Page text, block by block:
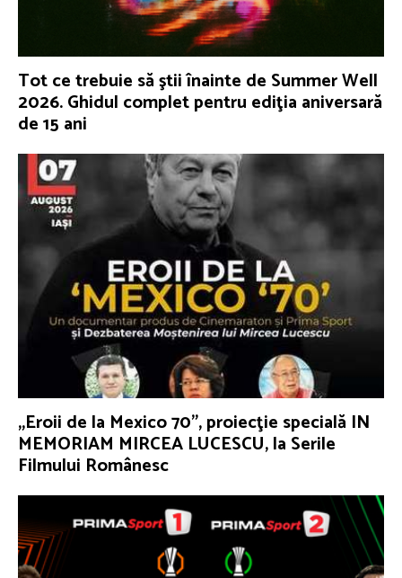
Tot ce trebuie să ştii înainte de Summer Well
2026. Ghidul complet pentru ediţia aniversară
de 15 ani
„Eroii de la Mexico 70”, proiecţie specială IN
MEMORIAM MIRCEA LUCESCU, la Serile
Filmului Românesc